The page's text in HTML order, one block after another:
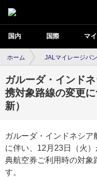
国内 国際 マ
ホーム JALマイレージバ
ガルーダ・インド
携対象路線の変更
新）
ガルーダ・インドネシ
に伴い、12月23日（火
典航空券ご利用時の対象
す。